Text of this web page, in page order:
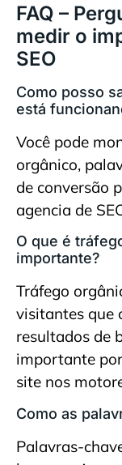
FAQ –
medir o
SEO
Como posso
está
Você pode
orgânico,
de conversão
agencia de
O que é
importante?
Tráfego
visitantes que
resultados de
importante
site nos
Como as
Palavras-